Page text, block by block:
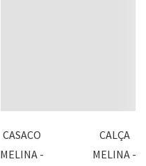
CASACO
MELINA -
CALÇA
MELINA -